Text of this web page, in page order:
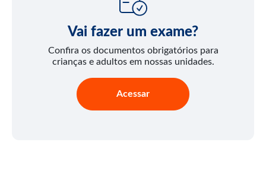
Vai fazer um exame?
Confira os documentos obrigatórios para
crianças e adultos em nossas unidades.
Acessar